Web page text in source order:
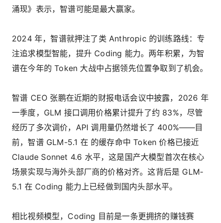
涌现》表示，智谱可能是最大赢家。
2024 年，智谱就押注了类 Anthropic 的训练路线：专
注追求模型智能，提升 Coding 能力。两年积累，为智
谱在今年的 Token 大战中占据领先位置争取到了机会。
智谱 CEO 张鹏在近期的财报电话会议中披露，2026 年
一季度，GLM 接口调用价格累计提升了约 83%，尽管
经历了多次调价，API 调用量仍然增长了 400%——目
前，智谱 GLM-5.1 在 的缓存命中 Token 价格已接近
Claude Sonnet 4.6 水平，这是国产大模型首次在核心
场景实现与海外头部厂商的价格对齐。这背后是 GLM-
5.1 在 Coding 能力上已经做到国内头部水平。
相比视频模型，Coding 目前是一条更拥挤的赚钱赛